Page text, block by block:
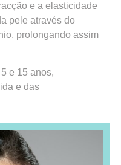
e a elasticidade
pele através do
prolongando assim
e 15 anos,
e das